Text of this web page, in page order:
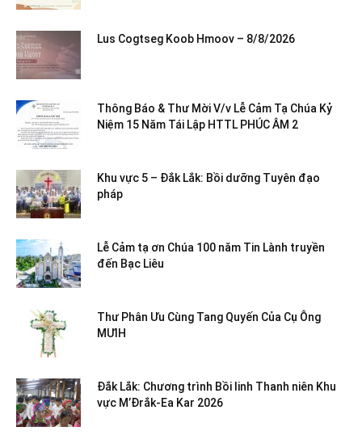
Lus Cogtseg Koob Hmoov – 8/8/2026
Thông Báo & Thư Mời V/v Lễ Cảm Tạ Chúa Kỷ
Niệm 15 Năm Tái Lập HTTL PHÚC ÂM 2
Khu vực 5 – Đắk Lắk: Bồi dưỡng Tuyên đạo
pháp
Lễ Cảm tạ ơn Chúa 100 năm Tin Lành truyền
đến Bạc Liêu
Thư Phân Ưu Cùng Tang Quyến Của Cụ Ông
MƯIH
Đắk Lắk: Chương trình Bồi linh Thanh niên Khu
vực M’Đrắk-Ea Kar 2026